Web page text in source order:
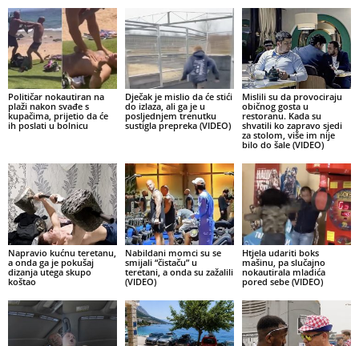
Političar nokautiran na
plaži nakon svađe s
kupačima, prijetio da će
ih poslati u bolnicu
Dječak je mislio da će stići
do izlaza, ali ga je u
posljednjem trenutku
sustigla prepreka (VIDEO)
Mislili su da provociraju
običnog gosta u
restoranu. Kada su
shvatili ko zapravo sjedi
za stolom, više im nije
bilo do šale (VIDEO)
Napravio kućnu teretanu,
a onda ga je pokušaj
dizanja utega skupo
koštao
Nabildani momci su se
smijali “čistaču” u
teretani, a onda su zažalili
(VIDEO)
Htjela udariti boks
mašinu, pa slučajno
nokautirala mladića
pored sebe (VIDEO)